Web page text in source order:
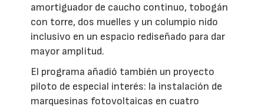
amortiguador de caucho continuo, tobogán
con torre, dos muelles y un columpio nido
inclusivo en un espacio rediseñado para dar
mayor amplitud.
El programa añadió también un proyecto
piloto de especial interés: la instalación de
marquesinas fotovoltaicas en cuatro